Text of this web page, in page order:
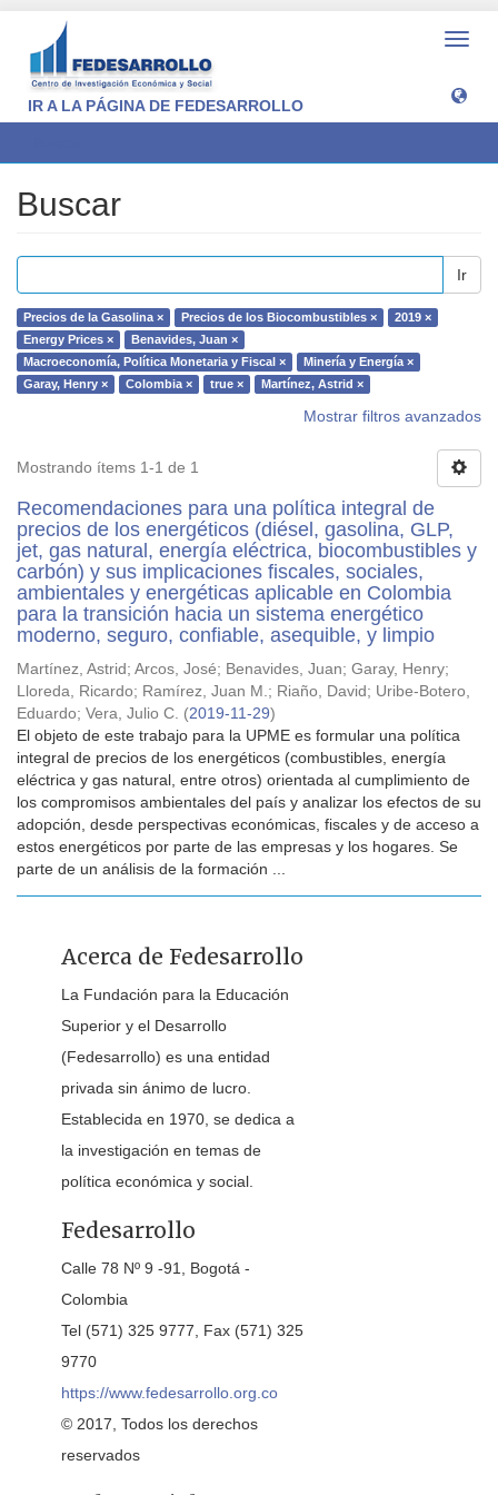
IR A LA PÁGINA DE FEDESARROLLO
Buscar
Ir
Precios de la Gasolina × Precios de los Biocombustibles ×
2019 ×
Energy Prices ×
Benavides, Juan ×
Macroeconomía, Política Monetaria y Fiscal ×
Minería y Energía ×
Garay, Henry ×
Colombia × true × Martínez, Astrid ×
Mostrar filtros avanzados
Mostrando ítems 1-1 de 1
Recomendaciones para una política integral de
precios de los energéticos (diésel, gasolina, GLP,
jet, gas natural, energía eléctrica, biocombustibles y
carbón) y sus implicaciones fiscales, sociales,
ambientales y energéticas aplicable en Colombia
para la transición hacia un sistema energético
moderno, seguro, confiable, asequible, y limpio
Martínez, Astrid ; Arcos, José; Benavides, Juan; Garay, Henry;
Lloreda, Ricardo; Ramírez, Juan M.; Riaño, David ; Uribe-Botero,
Eduardo; Vera, Julio C. (2019-11-29)
El objeto de este trabajo para la UPME es formular una política
integral de precios de los energéticos (combustibles, energía
eléctrica y gas natural, entre otros) orientada al cumplimiento de
los compromisos ambientales del país y analizar los efectos de su
adopción, desde perspectivas económicas, fiscales y de acceso a
estos energéticos por parte de las empresas y los hogares. Se
parte de un análisis de la formación ...
Acerca de Fedesarrollo
La Fundación para la Educación
Superior y el Desarrollo
(Fedesarrollo) es una entidad
privada sin ánimo de lucro.
Establecida en 1970, se dedica a
la investigación en temas de
política económica y social.
Fedesarrollo
Calle 78 Nº 9 -91, Bogotá -
Colombia
Tel (571) 325 9777, Fax (571) 325
9770
https://www.fedesarrollo.org.co
© 2017, Todos los derechos
reservados